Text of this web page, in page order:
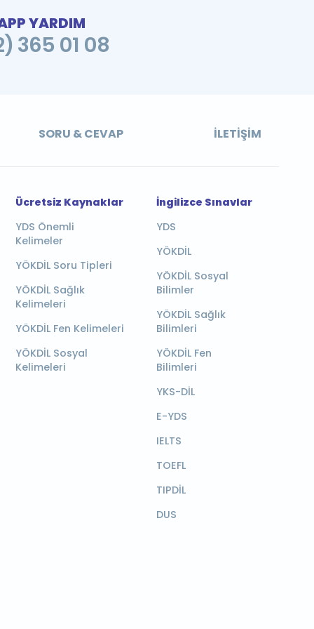
YARDIM
365 01 08
SORU & CEVAP İLETIŞIM
Ücretsiz Kaynaklar
YDS Önemli
Kelimeler
YÖKDİL Soru Tipleri
YÖKDİL Sağlık
Kelimeleri
YÖKDİL Fen Kelimeleri
YÖKDİL Sosyal
Kelimeleri
İngilizce Sınavlar
YDS
YÖKDİL
YÖKDİL Sosyal
Bilimler
YÖKDİL Sağlık
Bilimleri
YÖKDİL Fen
Bilimleri
YKS-DİL
E-YDS
IELTS
TOEFL
TIPDİL
DUS